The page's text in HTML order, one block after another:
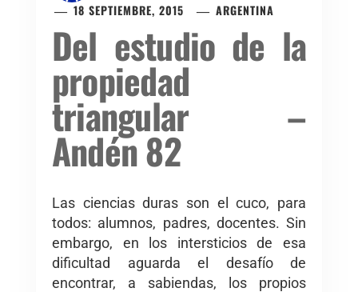
18 SEPTIEMBRE, 2015
ARGENTINA
Del estudio de la
propiedad
triangular –
Andén 82
Las ciencias duras son el cuco, para
todos: alumnos, padres, docentes. Sin
embargo, en los intersticios de esa
dificultad aguarda el desafío de
encontrar, a sabiendas, los propios